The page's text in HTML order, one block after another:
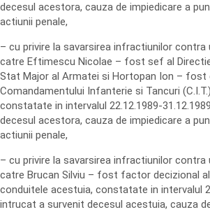
decesul acestora, cauza de impiedicare a
actiunii penale,
– cu privire la savarsirea infractiunilor contra
catre Eftimescu Nicolae – fost sef al
Stat Major al Armatei si Hortopan Ion – fost
Comandamentului Infanterie si Tancuri
constatate in intervalul 22.12.1989-
decesul acestora, cauza de impiedicare a
actiunii penale,
– cu privire la savarsirea infractiunilor contra
catre Brucan Silviu – fost factor decizional al
conduitele acestuia, constatate in intervalul
intrucat a survenit decesul acestuia, cauza